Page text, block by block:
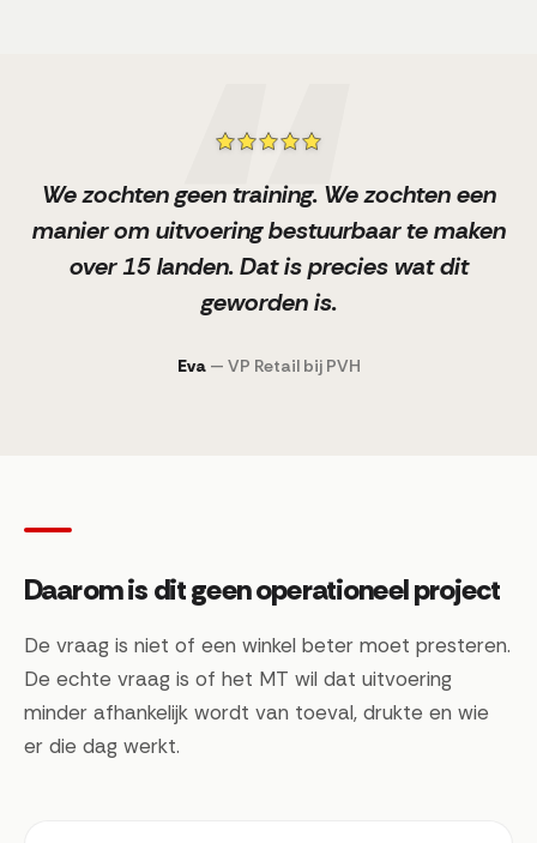
We zochten geen training. We zochten een
manier om uitvoering bestuurbaar te maken
over 15 landen. Dat is precies wat dit
geworden is.
Eva— VP Retail bij PVH
Daarom is dit geen operationeel project
De vraag is niet of een winkel beter moet presteren.
De echte vraag is of het MT wil dat uitvoering
minder afhankelijk wordt van toeval, drukte en wie
er die dag werkt.